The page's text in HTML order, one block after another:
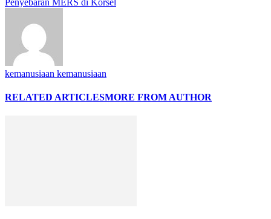
kemanusiaan kemanusiaan
RELATED ARTICLESMORE FROM AUTHOR